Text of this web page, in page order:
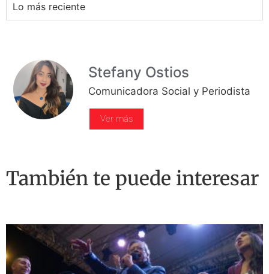
Lo más reciente
Stefany Ostios
Comunicadora Social y Periodista
Ver más
También te puede interesar